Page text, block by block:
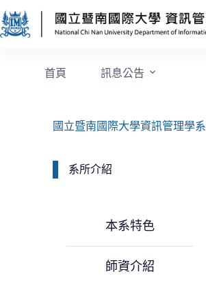
首頁 訊息公告
國立暨南國際大學資訊管理學系
系所介紹
本系特色
師資介紹